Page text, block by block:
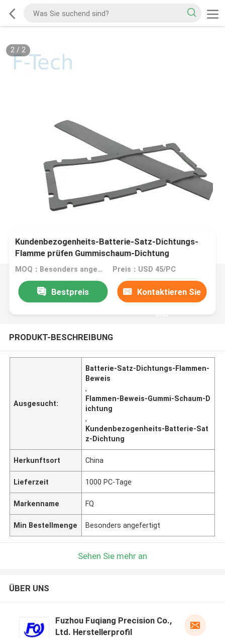
2/ 2
Kundenbezogenheits-Batterie-Satz-Dichtungs-
Flamme prüfen Gummischaum-Dichtung
MOQ：Besonders angefertigt Preis：USD 45/PC
Bestpreis Kontaktieren Sie
uns
PRODUKT-BESCHREIBUNG
Ausgesucht:
Batterie-Satz-Dichtungs-Flammen-
Beweis
,
Flammen-Beweis-Gummi-Schaum-D
ichtung
,
Kundenbezogenheits-Batterie-Sat
z-Dichtung
Herkunftsort China
Lieferzeit 1000 PC-Tage
Markenname FQ
Min Bestellmenge Besonders angefertigt
Sehen Sie mehr an
ÜBER UNS
Fuzhou Fuqiang Precision Co.,
Ltd. Herstellerprofil